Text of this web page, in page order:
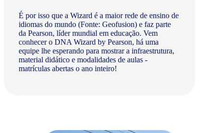
É por isso que a Wizard é a maior rede de ensino de
idiomas do mundo (Fonte: Geofusion) e faz parte
da Pearson, líder mundial em educação. Vem
conhecer o DNA Wizard by Pearson, há uma
equipe lhe esperando para mostrar a infraestrutura,
material didático e modalidades de aulas -
matrículas abertas o ano inteiro!